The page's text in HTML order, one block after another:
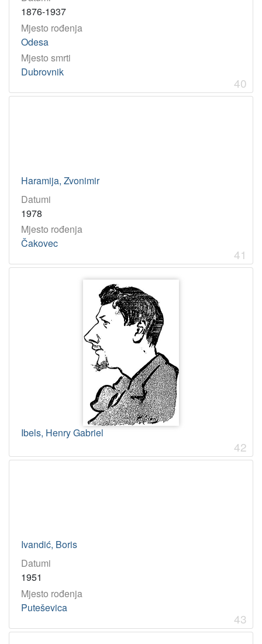
1876-1937
Mjesto rođenja
Odesa
Mjesto smrti
Dubrovnik
40
Haramija, Zvonimir
Datumi
1978
Mjesto rođenja
Čakovec
41
Ibels, Henry Gabriel
42
Ivandić, Boris
Datumi
1951
Mjesto rođenja
Puteševica
43